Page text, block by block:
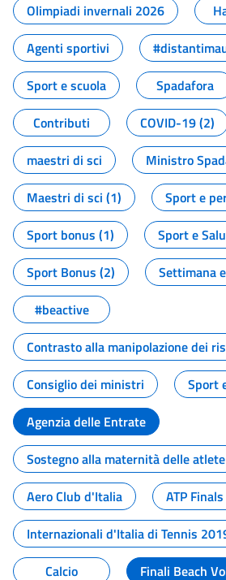
Olimpiadi invernali 2026
Agenti sportivi
Sport e scuola
Spadafora
Contributi
COVID-19 (2)
maestri di sci
Ministro
Maestri di sci (1)
Sport e
Sport bonus (1)
Sport e
Sport Bonus (2)
Settimana
#beactive
Contrasto alla manipolazione dei
Consiglio dei ministri
Sport
Agenzia delle Entrate
Sostegno alla maternità delle atlete
Aero Club d'Italia
ATP
Internazionali d'Italia di Tennis
Calcio
Finali Beach